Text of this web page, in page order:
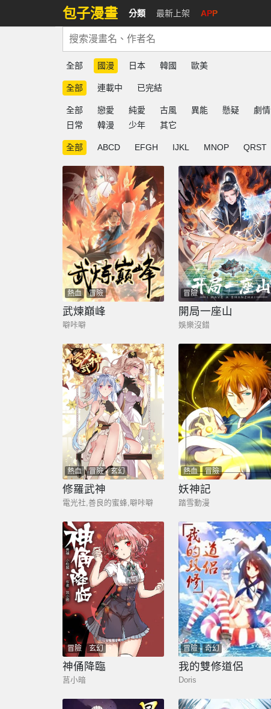
包子漫畫 分類 最新上架 APP
全部 國漫 日本 韓國 歐美
全部 連載中 已完結
全部 戀愛 純愛 古風 異能 懸疑 劇情
日常
韓漫 少年 其它
全部 ABCD EFGH IJKL MNOP QRST
熱血 冒險
武煉巔峰
噼咔噼
冒險
開局一座山
娛樂沒錯
熱血 冒險 玄幻
修羅武神
電光社,善良的蜜蜂,噼咔噼
熱血 冒險
妖神記
踏雪動漫
冒險 玄幻
神俑降臨
莒小暗
冒險 奇幻
我的雙修道侶
Doris